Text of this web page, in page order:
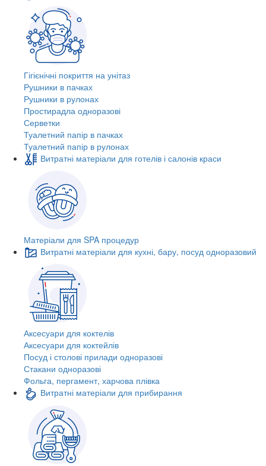
Гігієнічні покриття на унітаз
Рушники в пачках
Рушники в рулонах
Простирадла одноразові
Серветки
Туалетний папір в пачках
Туалетний папір в рулонах
Витратні матеріали для готелів і салонів краси
Матеріали для SPA процедур
Витратні матеріали для кухні, бару, посуд одноразовий
Аксесуари для коктелів
Аксесуари для коктейлів
Посуд і столові прилади одноразові
Стакани одноразові
Фольга, пергамент, харчова плівка
Витратні матеріали для прибирання